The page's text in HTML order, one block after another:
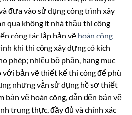
đưa vào sử dụng công trình xây
qua không ít nhà thầu thi công
công tác lập bản vẽ hoàn công
khi thi công xây dựng có kích
phép; nhiều bộ phận, hạng mục
với bản vẽ thiết kế thi công để phù
nhưng vẫn sử dụng hồ sơ thiết
bản vẽ hoàn công, dẫn đến bản vẽ
trung thực, đầy đủ và chính xác